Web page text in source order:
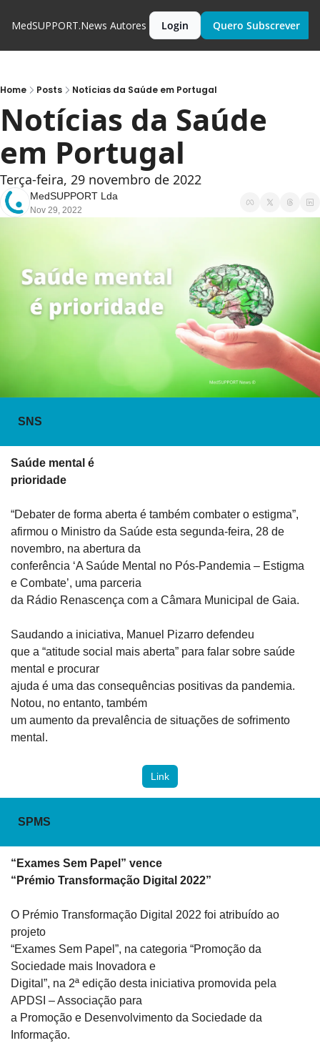
MedSUPPORT.News Autores Login Quero Subscrever
Home Posts Notícias da Saúde em Portugal
Notícias da Saúde
em Portugal
Terça-feira, 29 novembro de 2022
MedSUPPORT Lda
Nov 29, 2022
SNS
Saúde mental é
prioridade
“Debater de forma aberta é também combater o estigma”,
afirmou o Ministro da Saúde esta segunda-feira, 28 de
novembro, na abertura da
conferência ‘A Saúde Mental no Pós-Pandemia – Estigma
e Combate’, uma parceria
da Rádio Renascença com a Câmara Municipal de Gaia.
Saudando a iniciativa, Manuel Pizarro defendeu
que a “atitude social mais aberta” para falar sobre saúde
mental e procurar
ajuda é uma das consequências positivas da pandemia.
Notou, no entanto, também
um aumento da prevalência de situações de sofrimento
mental.
Link
SPMS
“Exames Sem Papel” vence
“Prémio Transformação Digital 2022”
O Prémio Transformação Digital 2022 foi atribuído ao
projeto
“Exames Sem Papel”, na categoria “Promoção da
Sociedade mais Inovadora e
Digital”, na 2ª edição desta iniciativa promovida pela
APDSI – Associação para
a Promoção e Desenvolvimento da Sociedade da
Informação.